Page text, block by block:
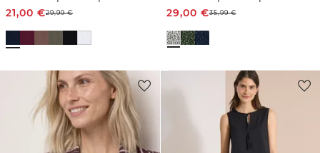
21,00 €29,99€
29,00 €35,99€